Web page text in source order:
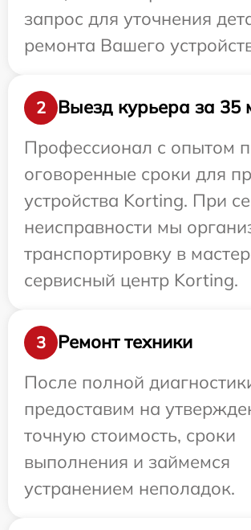
запрос для уточнения
ремонта Вашего
2
Выезд курьера за 35
Профессионал с опытом
оговоренные сроки для
устройства Korting. При
неисправности мы
транспортировку в
сервисный центр Korting.
3
Ремонт техники
После полной
предоставим на
точную стоимость, сроки
выполнения и займемся
устранением неполадок.